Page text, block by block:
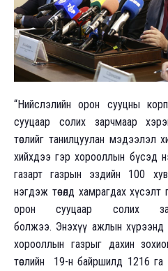
“Нийслэлийн орон сууцны
сууцаар солих зарчмаар
төслийг танилцуулан мэдээлэл
хийхдээ гэр хорооллын бүсэд
газарт газрын эздийн 100
нэгдэж төсөлд хамрагдах
орон сууцаар солих
болжээ. Энэхүү ажлын хүрээнд
хорооллын газрыг дахин
төслийн 19-н байршилд 1216